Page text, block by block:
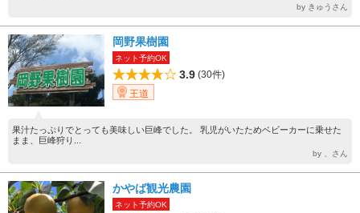
by きゅうさん
岡野果樹園
ネット予約OK
3.9 (30件)
王道
果汁たっぷりでとっても美味しい巨峰でした。 乳児がいたためベビーカーに乗せた
まま、巨峰狩り...
by 、さん
かやば観光農園
ネット予約OK